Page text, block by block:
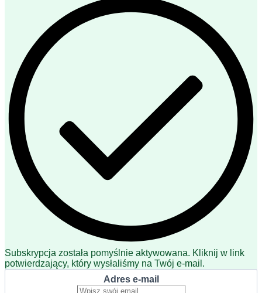
Subskrypcja została pomyślnie aktywowana. Kliknij w link
potwierdzający, który wysłaliśmy na Twój e-mail.
Adres e-mail